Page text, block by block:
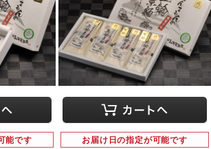
能です お届け日の指定が可能です